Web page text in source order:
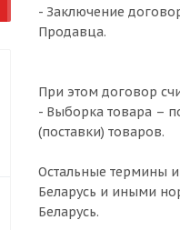
- Заключение
Продавца.
При этом договор
- Выборка товара –
(поставки) товаров.
Остальные термины
Беларусь и иными
Беларусь.